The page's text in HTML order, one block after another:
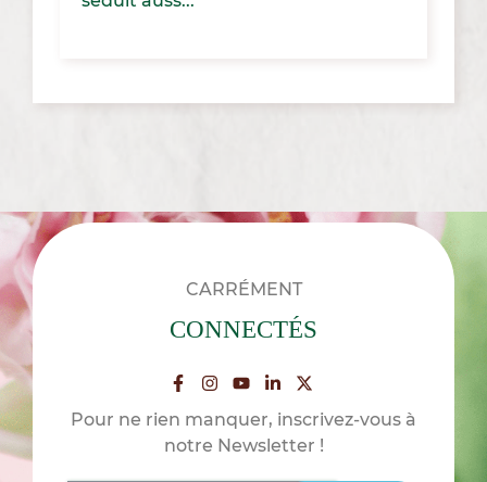
CARRÉMENT
CONNECTÉS
Pour ne rien manquer, inscrivez-vous à
notre Newsletter !